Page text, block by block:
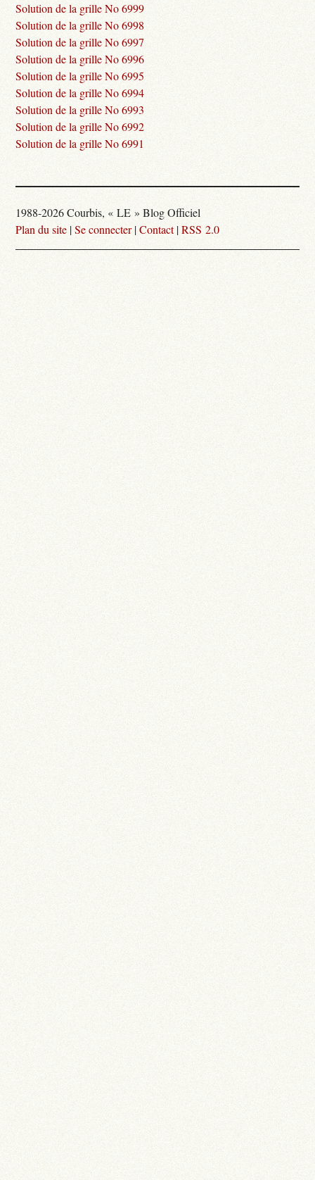
Solution de la grille No 6999
Solution de la grille No 6998
Solution de la grille No 6997
Solution de la grille No 6996
Solution de la grille No 6995
Solution de la grille No 6994
Solution de la grille No 6993
Solution de la grille No 6992
Solution de la grille No 6991
1988-2026 Courbis, « LE » Blog Officiel
Plan du site |Se connecter|Contact|RSS 2.0